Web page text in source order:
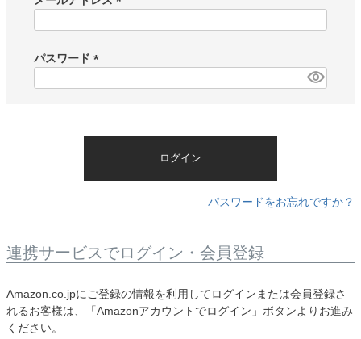
)
パスワード
ログイン
パスワードをお忘れですか？
連携サービスでログイン・会員登録
Amazon.co.jpにご登録の情報を利用してログインまたは会員登録さ
れるお客様は、「Amazonアカウントでログイン」ボタンよりお進み
ください。